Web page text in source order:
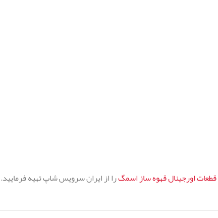
قطعات اورجینال قهوه ساز اسمگرا از ایران سرویس شاپ تهیه فرمایید.